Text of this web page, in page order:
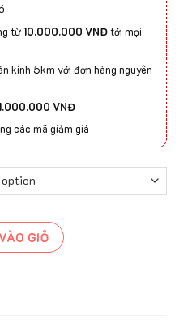
từ10.000.000 VNĐtới mọi
kính 5km với đơn hàng nguyên
VNĐ
các mã giảm giá
quantity
GIỎ